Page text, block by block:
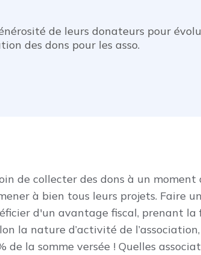
de leurs donateurs pour
des dons pour les asso.
de collecter des dons à un moment
à bien tous leurs projets. Faire
d'un avantage fiscal, prenant la
la nature d’activité de
de la somme versée ! Quelles